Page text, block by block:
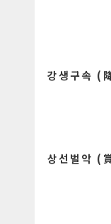
강생구속 (
상선벌악 (